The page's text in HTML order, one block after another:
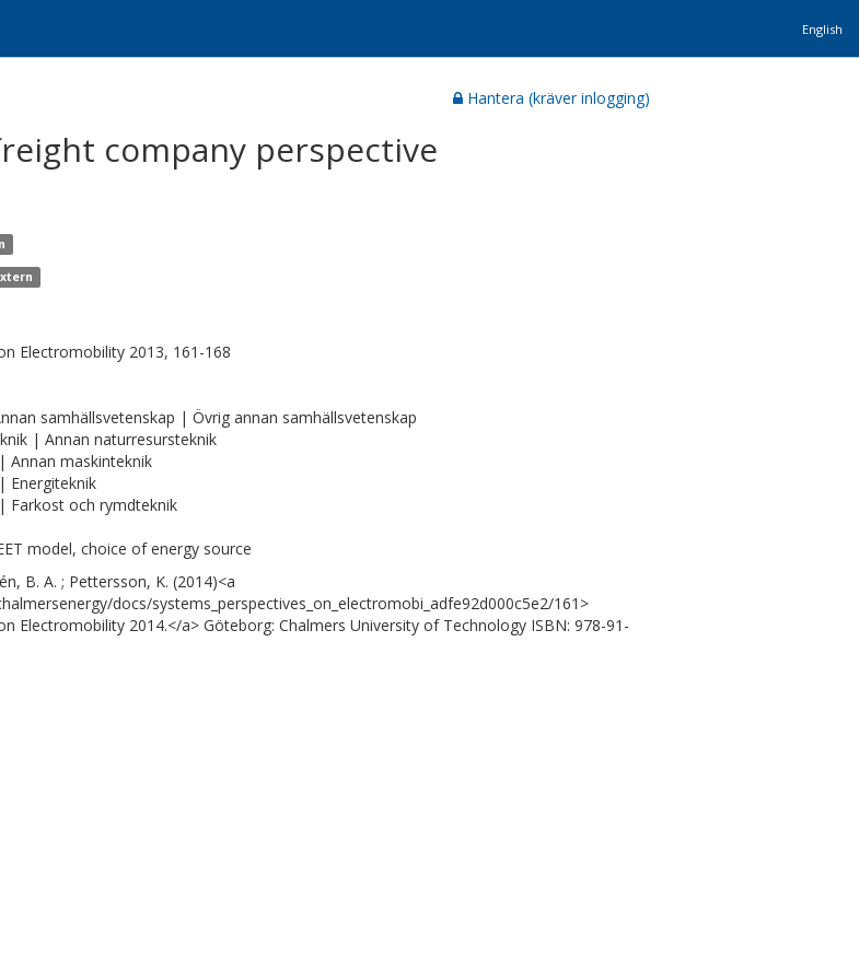
English
Hantera (kräver inlogging)
company perspective
Electromobility 2013, 161-168
samhällsvetenskap | Övrig annan samhällsvetenskap
| Annan naturresursteknik
Annan maskinteknik
Energiteknik
Farkost och rymdteknik
model, choice of energy source
B. A. ; Pettersson, K. (2014)<a
docs/systems_perspectives_on_electromobi_adfe92d000c5e2/161>
Electromobility 2014.</a> Göteborg: Chalmers University of Technology ISBN: 978-91-